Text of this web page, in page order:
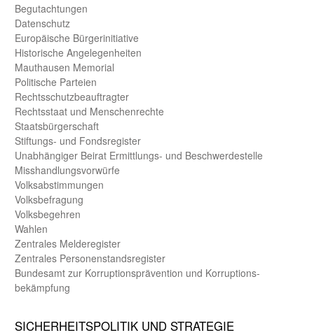
Begut­achtungen
Daten­schutz
Europäische Bürger­initiative
Historische Angelegen­heiten
Mauthausen Memorial
Politische Parteien
Rechts­schutz­beauftragter
Rechts­staat und Menschen­rechte
Staats­bürger­schaft
Stiftungs- und Fonds­register
Unab­hängiger Beirat Ermittlungs- und Beschwerde­stelle
Misshandlungs­vorwürfe
Volks­abstimmungen
Volks­befragung
Volks­begehren
Wahlen
Zentrales Melde­register
Zentrales Personen­stands­register
Bundes­amt zur Korrup­tions­prävention und Korrup­tions­
bekämpfung
SICHER­HEITS­POLITIK UND STRATEGIE